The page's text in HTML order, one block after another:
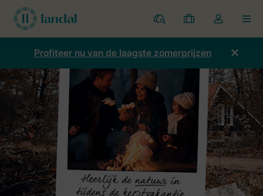
Parken
Mijn
boekingen
Open
de
dropdown
mijn
account
Profiteer nu van de laagste zomerprijzen
Home Duurzaamheid Echt liefde voor de natuur